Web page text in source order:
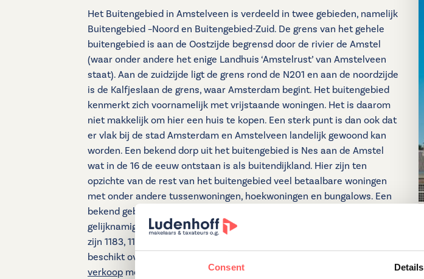
Consent Details
Het Buitengebied in Amstelveen is verdeeld in twee gebieden, namelijk
Buitengebied –Noord en Buitengebied-Zuid. De grens van het gehele
buitengebied is aan de Oostzijde begrensd door de rivier de Amstel
(waar onder andere het enige Landhuis ‘Amstelrust’ van Amstelveen
staat). Aan de zuidzijde ligt de grens rond de N201 en aan de noordzijde
is de Kalfjeslaan de grens, waar Amsterdam begint. Het buitengebied
kenmerkt zich voornamelijk met vrijstaande woningen. Het is daarom
niet makkelijk om hier een huis te kopen. Een sterk punt is dan ook dat
er vlak bij de stad Amsterdam en Amstelveen landelijk gewoond kan
worden. Een bekend dorp uit het buitengebied is Nes aan de Amstel
wat in de 16 de eeuw ontstaan is als buitendijkland. Hier zijn ten
opzichte van de rest van het buitengebied veel betaalbare woningen
met onder andere tussenwoningen, hoekwoningen en bungalows. Een
bekend gebouw in Nes aan de Amstel is de kerk Sint-Urbanuskerk, de
gelijknamige kerk staat ook in Bovenkerk. De postcodes in dit gebied
zijn 1183, 1184, 1186 en 1188. Dit is het enige gebied in Amstelveen wat
beschikt over meer dan 2 postcodes. Benieuwd naar de
verkoop mogelijkheden voor u in dit gebied? Neem gerust contact op